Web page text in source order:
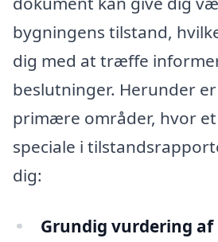
bygningens tilstand,
dig med at træffe
beslutninger. Herunder
primære områder, hvor
speciale i
dig:
Grundig vurdering